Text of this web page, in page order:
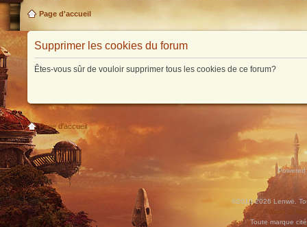
Page d'accueil
Supprimer les cookies du forum
Êtes-vous sûr de vouloir supprimer tous les cookies de ce forum?
Page d'accueil
©2010-2026 Lenwë.
World of
Toute marque